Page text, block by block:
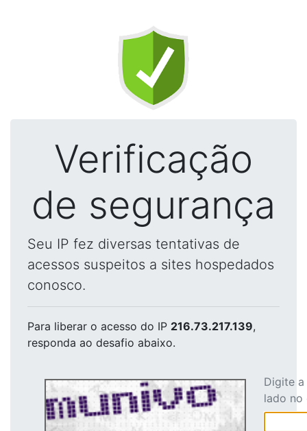
Verificação
de segurança
Seu IP fez diversas tentativas de
acessos suspeitos a sites hospedados
conosco.
Para liberar o acesso do IP 216.73.217.139,
responda ao desafio abaixo.
Digite
lado no